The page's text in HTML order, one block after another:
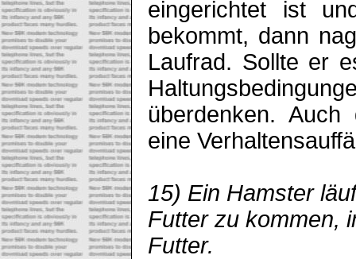
eingerichtet ist
bekommt, dann
Laufrad. Sollte er
überdenken.
eine
15) Ein Hamster
Futter zu kommen,
Futter.